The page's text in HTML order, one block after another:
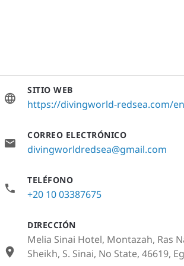
SITIO WEB
https://divingworld-redsea.com/
CORREO ELECTRÓNICO
divingworldredsea@gmail.com
TELÉFONO
+20 10 03387675
DIRECCIÓN
Melia Sinai Hotel, Montazah, Ras
Sheikh, S. Sinai, No State, 46619,